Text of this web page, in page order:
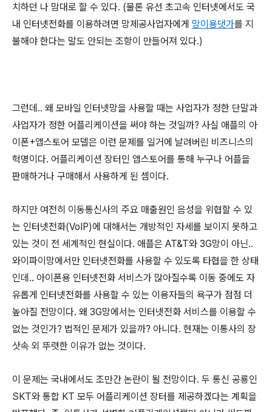
치하던 나 맘대로 할 수 있다. (물론 유선 초고속 인터넷에서도 국
내 인터넷전화를 이용하려면 망제공사업자에게 망이용댓가를 지
불해야 한다는 말도 안되는 조항이 만들어져 있다.)
그런데.. 왜 모바일 인터넷망을 사용할 때는 사업자가 정한 단말과
사업자가 정한 어플리케이션을 써야 하는 것일까? 사실 애플의 아
이폰+앱스토어 모델은 이런 문제를 일거에 날려버린 비즈니스의
혁명이다. 어플리케이션 장터인 앱스토어를 통해 누구나 어플을
판매하거나 구매해서 사용하게 된 셈이다.
하지만 여전히 이동통신사의 주요 매출원인 음성을 위협할 수 있
는 인터넷전화(VoIP)에 대해서는 개방적인 자세를 보이지 못하고
있는 것이 전 세계적인 현실이다. 애플은 AT&T와 3G망이 아닌..
와이파이망에서만 인터넷전화를 사용할 수 있도록 타협을 한 상태
인데.. 아이폰용 인터넷전화 서비스가 많아질수록 이동 중에도 자
유롭게 인터넷전화를 사용할 수 있는 이용자들의 욕구가 점점 더
높아질 전망이다. 왜 3G망에서는 인터넷전화 서비스를 이용할 수
없는 것인가? 법적인 문제가 있을까? 아니다. 현재는 이통사의 장
삿속 외 뚜렷한 이유가 없는 것이다.
이 문제는 국내에서도 조만간 논란이 될 전망이다. 두 통신 공룡인
SKT와 통합 KT 모두 어플리케이션 장터를 제공하겠다는 계획을